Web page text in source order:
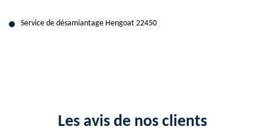
Service de désamiantage Hengoat 22450
Les avis de nos clients